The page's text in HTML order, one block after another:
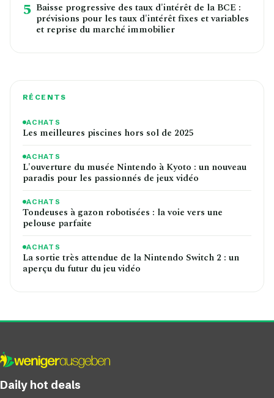
5 Baisse progressive des taux d'intérêt de la BCE :
prévisions pour les taux d'intérêt fixes et variables
et reprise du marché immobilier
RÉCENTS
ACHATS
Les meilleures piscines hors sol de 2025
ACHATS
L'ouverture du musée Nintendo à Kyoto : un nouveau
paradis pour les passionnés de jeux vidéo
ACHATS
Tondeuses à gazon robotisées : la voie vers une
pelouse parfaite
ACHATS
La sortie très attendue de la Nintendo Switch 2 : un
aperçu du futur du jeu vidéo
Daily hot deals